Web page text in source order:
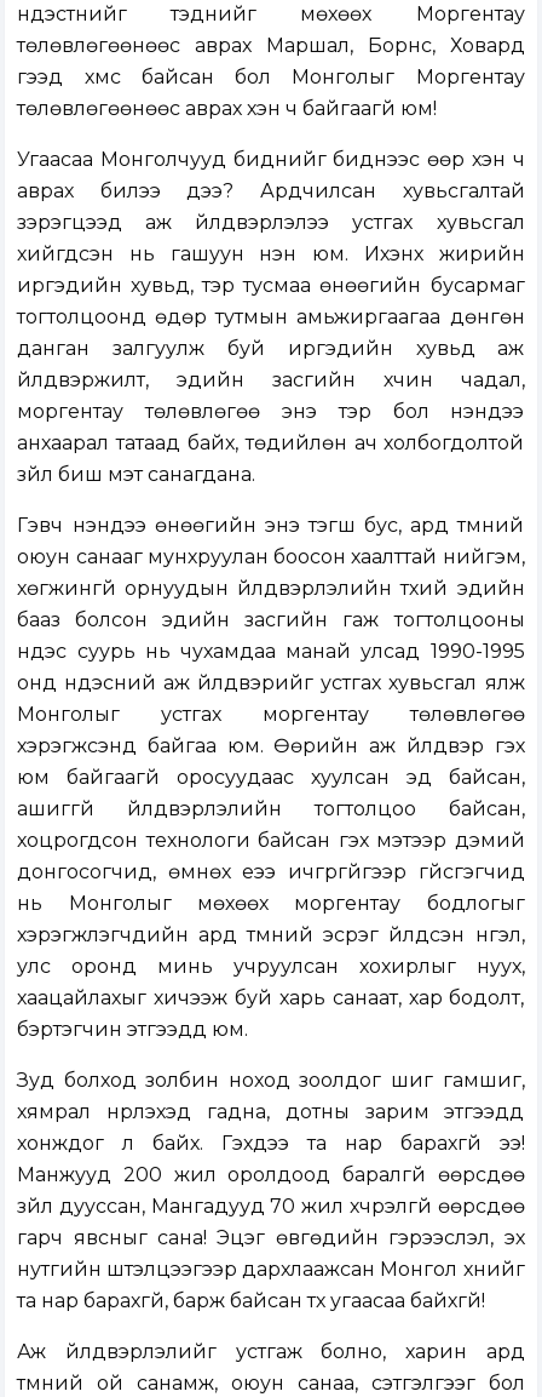
үндэстнийг тэднийг мөхөөх Моргентау
төлөвлөгөөнөөс аврах Маршал, Борнс, Ховард
гээд хүмүүс байсан бол Монголыг Моргентау
төлөвлөгөөнөөс аврах хэн ч байгаагүй юм!
Угаасаа Монголчууд биднийг биднээс өөр хэн ч
аврах билээ дээ? Ардчилсан хувьсгалтай
зэрэгцээд аж үйлдвэрлэлээ устгах хувьсгал
хийгдсэн нь гашуун үнэн юм. Ихэнх жирийн
иргэдийн хувьд, тэр тусмаа өнөөгийн бусармаг
тогтолцоонд өдөр тутмын амьжиргаагаа дөнгөн
данган залгуулж буй иргэдийн хувьд аж
үйлдвэржилт, эдийн засгийн хүчин чадал,
моргентау төлөвлөгөө энэ тэр бол үнэндээ
анхаарал татаад байх, төдийлөн ач холбогдолтой
зүйл биш мэт санагдана.
Гэвч үнэндээ өнөөгийн энэ тэгш бус, ард түмний
оюун санааг мунхруулан боосон хаалттай нийгэм,
хөгжингүй орнуудын үйлдвэрлэлийн түүхий эдийн
бааз болсон эдийн засгийн гаж тогтолцооны
үндэс суурь нь чухамдаа манай улсад 1990-1995
онд үндэсний аж үйлдвэрийг устгах хувьсгал ялж
Монголыг устгах моргентау төлөвлөгөө
хэрэгжсэнд байгаа юм. Өөрийн аж үйлдвэр гэх
юм байгаагүй оросуудаас хуулсан эд байсан,
ашиггүй үйлдвэрлэлийн тогтолцоо байсан,
хоцрогдсон технологи байсан гэх мэтээр дэмий
донгосогчид, өмнөх үеээ ичгүүргүйгээр үгүйсгэгчид
нь Монголыг мөхөөх моргентау бодлогыг
хэрэгжүүлэгчдийн ард түмний эсрэг үйлдсэн нүгэл,
улс оронд минь учруулсан хохирлыг нуух,
хаацайлахыг хичээж буй харь санаат, хар бодолт,
бэртэгчин этгээдүүд юм.
Зуд болход золбин ноход зоолдог шиг гамшиг,
хямрал нүүрлэхэд гадна, дотны зарим этгээдүүд
хонждог л байх. Гэхдээ та нар барахгүй ээ!
Манжууд 200 жил оролдоод баралгүй өөрсдөө
зүйл дууссан, Мангадууд 70 жил хүчрэлгүй өөрсдөө
гарч явсныг сана! Эцэг өвгөдийн гэрээслэл, эх
нутгийн шүтэлцээгээр дархлаажсан Монгол хүнийг
та нар барахгүй, барж байсан түүх угаасаа байхгүй!
Аж үйлдвэрлэлийг устгаж болно, харин ард
түмний ой санамж, оюун санаа, сэтгэлгээг бол